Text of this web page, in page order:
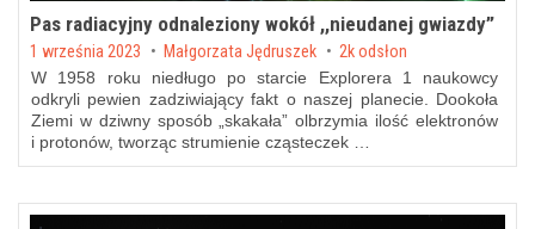
Pas radiacyjny odnaleziony wokół ,,nieudanej gwiazdy”
Posted on
1 września 2023 by Małgorzata Jędruszek 2k odsłon
W 1958 roku niedługo po starcie Explorera 1 naukowcy
odkryli pewien zadziwiający fakt o naszej planecie. Dookoła
Ziemi w dziwny sposób „skakała” olbrzymia ilość elektronów
i protonów, tworząc strumienie cząsteczek …